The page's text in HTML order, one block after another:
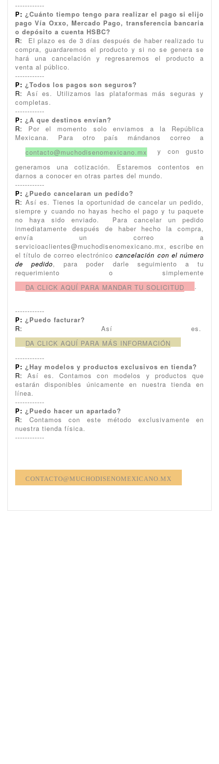
------------
P: ¿Cuánto tiempo tengo para realizar el pago si elijo
pago Vía Oxxo, Mercado Pago, transferencia bancaria
o depósito a cuenta HSBC?
R:
El plazo es de 3 días después de haber realizado tu
compra, guardaremos el producto y si no se genera se
hará una cancelación y regresaremos el producto a
venta al público.
------------
P: ¿Todos los pagos son seguros?
R: Así es. Utilizamos las plataformas más seguras y
completas.
------------
P: ¿A que destinos envían?
R:
Por el momento solo enviamos a la República
Mexicana. Para otro país mándanos correo a
contacto@muchodisenomexicano.mx
y con gusto
generamos una cotización. Estaremos contentos en
darnos a conocer en otras partes del mundo.
------------
P: ¿Puedo cancelaran un pedido?
R: Así es. Tienes la oportunidad de cancelar un pedido,
siempre y cuando no hayas hecho el pago y tu paquete
no haya sido enviado. Para cancelar un pedido
inmediatamente después de haber hecho la compra,
envía un correo a
servicioaclientes@muchodisenomexicano.mx, escribe en
el título de correo electrónicocancelación con el número
de pedido, para poder darle seguimiento a tu
requerimiento o simplemente
DA CLICK AQUÍ PARA MANDAR TU SOLICITUD
.
------------
P: ¿Puedo facturar?
R:
Así es.
DA CLICK AQUÍ PARA MÁS INFORMACIÓN
------------
P: ¿Hay modelos y productos exclusivos en tienda?
R:
Así es. Contamos con modelos y productos que
estarán disponibles únicamente en nuestra tienda en
línea.
------------
P: ¿Puedo hacer un apartado?
R:
Contamos con este método exclusivamente en
nuestra tienda física.
------------
CONTACTO@MUCHODISENOMEXICANO.MX